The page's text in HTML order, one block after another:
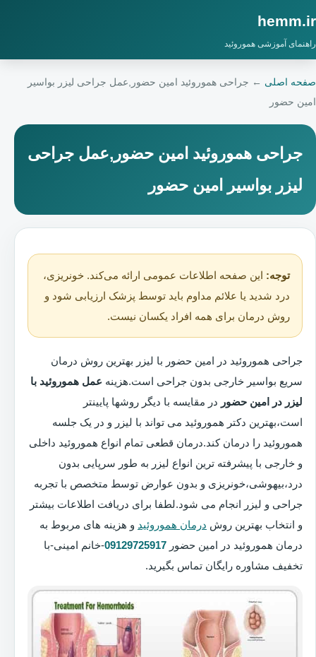
hemm.ir
راهنمای آموزشی هموروئید
صفحه اصلی ← جراحی هموروئید امین حضور,عمل جراحی لیزر بواسیر
امین حضور
جراحی هموروئید امین حضور,عمل جراحی
لیزر بواسیر امین حضور
توجه: این صفحه اطلاعات عمومی ارائه می‌کند. خونریزی،
درد شدید یا علائم مداوم باید توسط پزشک ارزیابی شود و
روش درمان برای همه افراد یکسان نیست.
جراحی هموروئید در امین حضور با لیزر بهترین روش درمان
سریع بواسیر خارجی بدون جراحی است.هزینه عمل هموروئید با
لیزر در امین حضور در مقایسه با دیگر روشها پایینتر
است،بهترین دکتر هموروئید می تواند با لیزر و در یک جلسه
هموروئید را درمان کند.درمان قطعی تمام انواع هموروئید داخلی
و خارجی با پیشرفته ترین انواع لیزر به طور سرپایی بدون
درد،بیهوشی،خونریزی و بدون عوارض توسط متخصص با تجربه
جراحی و لیزر انجام می شود.لطفا برای دریافت اطلاعات بیشتر
و انتخاب بهترین روش درمان هموروئید و هزینه های مربوط به
درمان هموروئید در امین حضور 09129725917-خانم امینی-با
تخفیف مشاوره رایگان تماس بگیرید.